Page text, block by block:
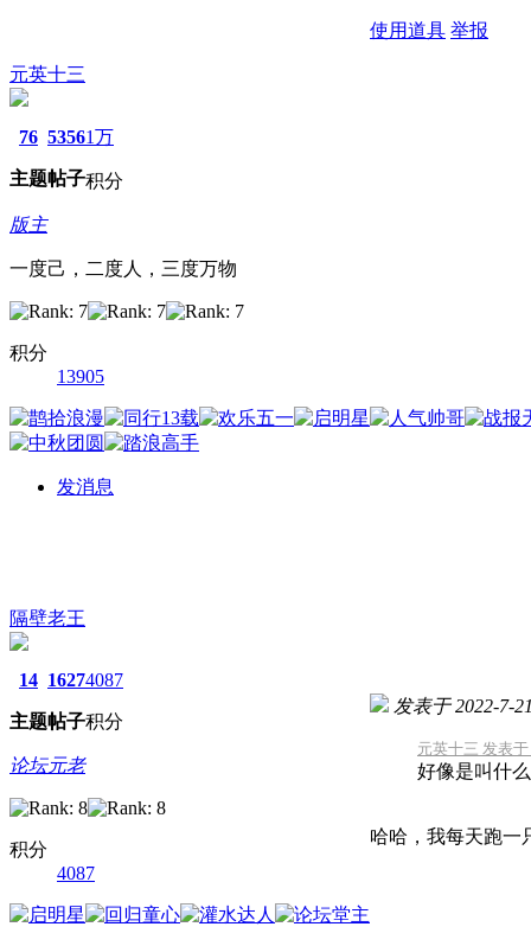
使用道具 举报
元英十三
76
主题
5356
帖子
1万
积分
版主
一度己，二度人，三度万物
积分
13905
发消息
隔壁老王
14
主题
1627
帖子
4087
积分
论坛元老
积分
4087
发表于 2022-7-
元英十三 发表
好像是叫什
哈哈，我每天跑一